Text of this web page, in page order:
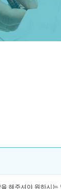
해주셔야 원하시